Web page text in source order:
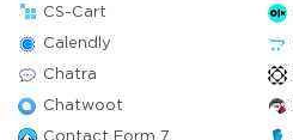
CS-Cart
Calendly
Chatra
Chatwoot
Contact Form 7